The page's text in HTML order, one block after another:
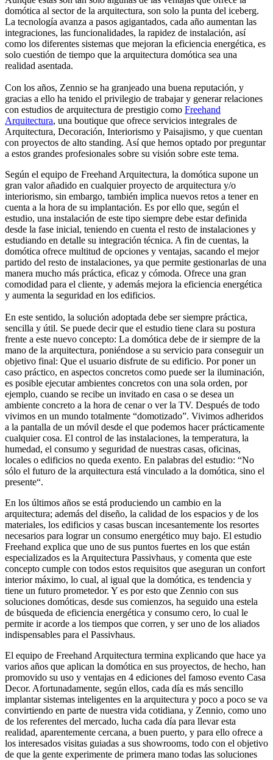
domótica al sector de la arquitectura, son solo la punta del iceberg.
La tecnología avanza a pasos agigantados, cada año aumentan las
integraciones, las funcionalidades, la rapidez de instalación, así
como los diferentes sistemas que mejoran la eficiencia energética, es
solo cuestión de tiempo que la arquitectura domótica sea una
realidad asentada.
Con los años, Zennio se ha granjeado una buena reputación, y
gracias a ello ha tenido el privilegio de trabajar y generar relaciones
con estudios de arquitectura de prestigio como Freehand
Arquitectura, una boutique que ofrece servicios integrales de
Arquitectura, Decoración, Interiorismo y Paisajismo, y que cuentan
con proyectos de alto standing. Así que hemos optado por preguntar
a estos grandes profesionales sobre su visión sobre este tema.
Según el equipo de Freehand Arquitectura, la domótica supone un
gran valor añadido en cualquier proyecto de arquitectura y/o
interiorismo, sin embargo, también implica nuevos retos a tener en
cuenta a la hora de su implantación. Es por ello que, según el
estudio, una instalación de este tipo siempre debe estar definida
desde la fase inicial, teniendo en cuenta el resto de instalaciones y
estudiando en detalle su integración técnica. A fin de cuentas, la
domótica ofrece multitud de opciones y ventajas, sacando el mejor
partido del resto de instalaciones, ya que permite gestionarlas de una
manera mucho más práctica, eficaz y cómoda. Ofrece una gran
comodidad para el cliente, y además mejora la eficiencia energética
y aumenta la seguridad en los edificios.
En este sentido, la solución adoptada debe ser siempre práctica,
sencilla y útil. Se puede decir que el estudio tiene clara su postura
frente a este nuevo concepto: La domótica debe de ir siempre de la
mano de la arquitectura, poniéndose a su servicio para conseguir un
objetivo final: Que el usuario disfrute de su edificio. Por poner un
caso práctico, en aspectos concretos como puede ser la iluminación,
es posible ejecutar ambientes concretos con una sola orden, por
ejemplo, cuando se recibe un invitado en casa o se desea un
ambiente concreto a la hora de cenar o ver la TV. Después de todo
vivimos en un mundo totalmente “domotizado”. Vivimos adheridos
a la pantalla de un móvil desde el que podemos hacer prácticamente
cualquier cosa. El control de las instalaciones, la temperatura, la
humedad, el consumo y seguridad de nuestras casas, oficinas,
locales o edificios no queda exento. En palabras del estudio: “No
sólo el futuro de la arquitectura está vinculado a la domótica, sino el
presente“.
En los últimos años se está produciendo un cambio en la
arquitectura; además del diseño, la calidad de los espacios y de los
materiales, los edificios y casas buscan incesantemente los resortes
necesarios para lograr un consumo energético muy bajo. El estudio
Freehand explica que uno de sus puntos fuertes en los que están
especializados es la Arquitectura Passivhaus, y comenta que este
concepto cumple con todos estos requisitos que aseguran un confort
interior máximo, lo cual, al igual que la domótica, es tendencia y
tiene un futuro prometedor. Y es por esto que Zennio con sus
soluciones domóticas, desde sus comienzos, ha seguido una estela
de búsqueda de eficiencia energética y consumo cero, lo cual le
permite ir acorde a los tiempos que corren, y ser uno de los aliados
indispensables para el Passivhaus.
El equipo de Freehand Arquitectura termina explicando que hace ya
varios años que aplican la domótica en sus proyectos, de hecho, han
promovido su uso y ventajas en 4 ediciones del famoso evento Casa
Decor. Afortunadamente, según ellos, cada día es más sencillo
implantar sistemas inteligentes en la arquitectura y poco a poco se va
convirtiendo en parte de nuestra vida cotidiana, y Zennio, como uno
de los referentes del mercado, lucha cada día para llevar esta
realidad, aparentemente cercana, a buen puerto, y para ello ofrece a
los interesados visitas guiadas a sus showrooms, todo con el objetivo
de que la gente experimente de primera mano todas las soluciones